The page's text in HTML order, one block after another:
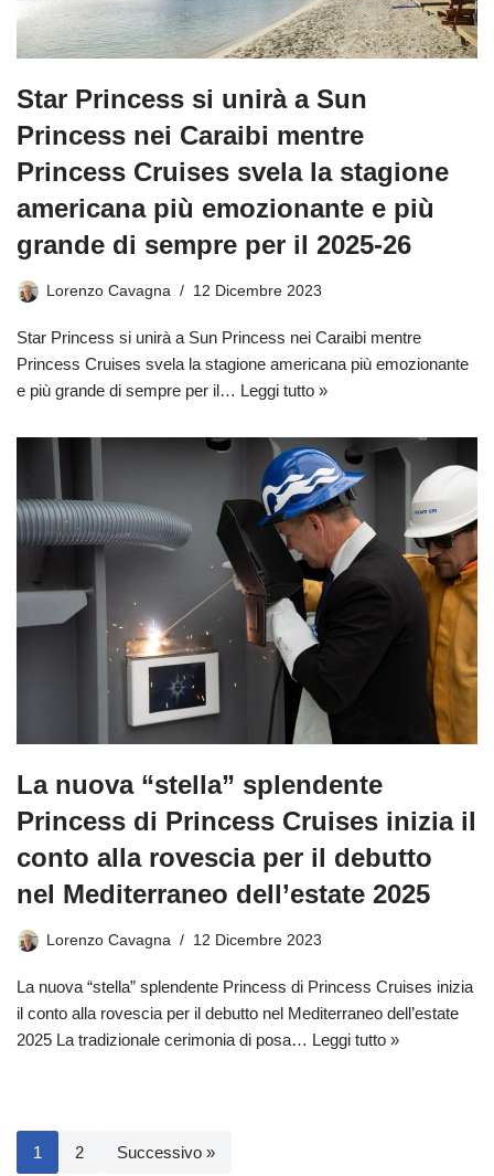
Star Princess si unirà a Sun
Princess nei Caraibi mentre
Princess Cruises svela la stagione
americana più emozionante e più
grande di sempre per il 2025-26
Lorenzo Cavagna 12 Dicembre 2023
Star Princess si unirà a Sun Princess nei Caraibi mentre
Princess Cruises svela la stagione americana più emozionante
e più grande di sempre per il… Leggi tutto »
La nuova “stella” splendente
Princess di Princess Cruises inizia il
conto alla rovescia per il debutto
nel Mediterraneo dell’estate 2025
Lorenzo Cavagna 12 Dicembre 2023
La nuova “stella” splendente Princess di Princess Cruises inizia
il conto alla rovescia per il debutto nel Mediterraneo dell’estate
2025 La tradizionale cerimonia di posa… Leggi tutto »
1 2 Successivo »